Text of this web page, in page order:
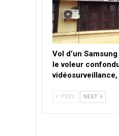
Vol d’un
le voleur
PREV NEXT